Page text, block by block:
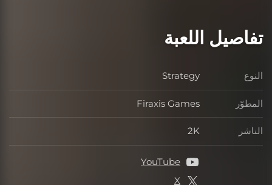
تفاصيل اللعبة
النوع النوع
Strategy
المطوّر المطوّر
Firaxis Games
الناشر الناشر
2K
YouTube
X